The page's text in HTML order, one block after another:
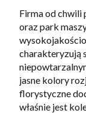
Firma od
oraz park
charakteryzują
jasne kolory
florystyczne
właśnie jest